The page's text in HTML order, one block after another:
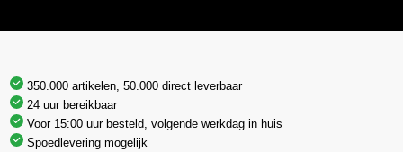
350.000 artikelen, 50.000 direct leverbaar
24 uur bereikbaar
Voor 15:00 uur besteld, volgende werkdag in huis
Spoedlevering mogelijk